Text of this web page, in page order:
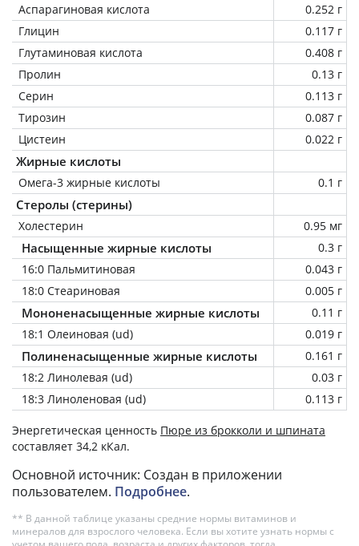
Аспарагиновая кислота
0.252 г
Глицин
0.117 г
Глутаминовая кислота
0.408 г
Пролин
0.13 г
Серин
0.113 г
Тирозин
0.087 г
Цистеин
0.022 г
Жирные кислоты
Омега-3 жирные кислоты 0.1 г
Стеролы (стерины)
Холестерин 0.95 мг
Насыщенные жирные кислоты
0.3 г
16:0 Пальмитиновая
0.043 г
18:0 Стеариновая
0.005 г
Мононенасыщенные жирные кислоты
0.11 г
18:1 Олеиновая (ud)
0.019 г
Полиненасыщенные жирные кислоты
0.161 г
18:2 Линолевая (ud)
0.03 г
18:3 Линоленовая (ud)
0.113 г
Энергетическая ценность Пюре из брокколи и шпината
составляет 34,2 кКал.
Основной источник: Создан в приложении
пользователем. Подробнее.
** В данной таблице указаны средние нормы витаминов и
минералов для взрослого человека. Если вы хотите узнать нормы с